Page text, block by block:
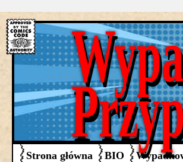
Strona główna BIO